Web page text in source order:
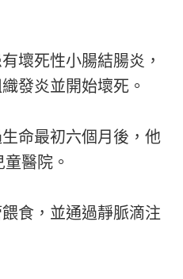
壞死性小腸結腸炎，
發炎並開始壞死。
命最初六個月後，他
醫院。
食，並通過靜脈滴注